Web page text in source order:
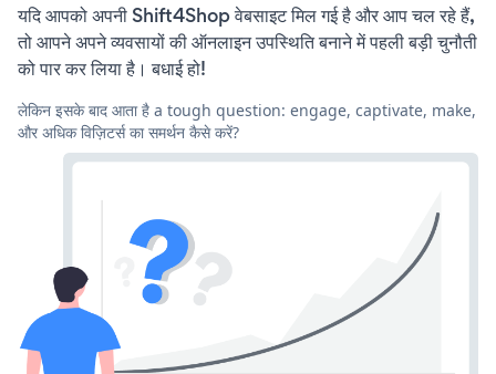
यदि आपको अपनी Shift4Shop वेबसाइट मिल गई है और आप चल रहे हैं,
तो आपने अपने व्यवसायों की ऑनलाइन उपस्थिति बनाने में पहली बड़ी चुनौती
को पार कर लिया है। बधाई हो!
लेकिन इसके बाद आता है a tough question: engage, captivate, make,
और अधिक विज़िटर्स का समर्थन कैसे करें?